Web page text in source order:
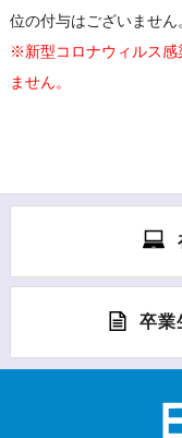
位の付与はございません
※新型コロナウィルス感
ません。
卒業